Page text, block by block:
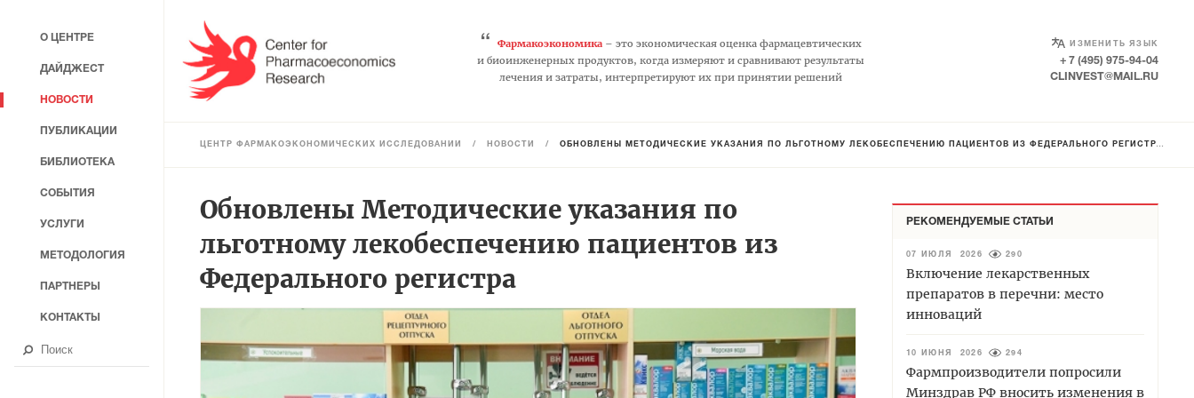
“ Фармакоэкономика– это экономическая оценка фармацевтических
и биоинженерных продуктов, когда измеряют и сравнивают результаты
лечения и затраты, интерпретируют их при принятии решений
ИЗМЕНИТЬ ЯЗЫК
+ 7 (495) 975-94-04
CLINVEST@MAIL.RU
ЦЕНТР ФАРМАКОЭКОНОМИЧЕСКИХ ИССЛЕДОВАНИЙ / НОВОСТИ / ОБНОВЛЕНЫ МЕТОДИЧЕСКИЕ УКАЗАНИЯ ПО ЛЬГОТНОМУ ЛЕКОБЕСПЕЧЕНИЮ ПАЦИЕНТОВ ИЗ ФЕДЕРАЛЬНОГО РЕГИСТРА
Обновлены Методические указания по
льготному лекобеспечению пациентов из
Федерального регистра
РЕКОМЕНДУЕМЫЕ СТАТЬИ
07 ИЮЛЯ 2026 290
Включение лекарственных
препаратов в перечни: место
инноваций
10 ИЮНЯ 2026 294
Фармпроизводители попросили
Минздрав РФ вносить изменения в
О ЦЕНТРЕ
ДАЙДЖЕСТ
НОВОСТИ
ПУБЛИКАЦИИ
БИБЛИОТЕКА
СОБЫТИЯ
УСЛУГИ
МЕТОДОЛОГИЯ
ПАРТНЕРЫ
КОНТАКТЫ